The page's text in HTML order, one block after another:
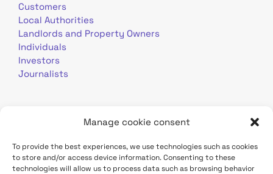
Manage cookie consent
To provide the best experiences, we use technologies such as cookies
to store and/or access device information. Consenting to these
technologies will allow us to process data such as browsing behavior
Customers
Local Authorities
Landlords and Property Owners
Individuals
Investors
Journalists
Terms of use Personal data Contact